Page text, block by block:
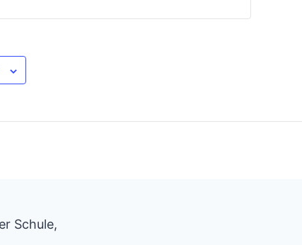
Schule,